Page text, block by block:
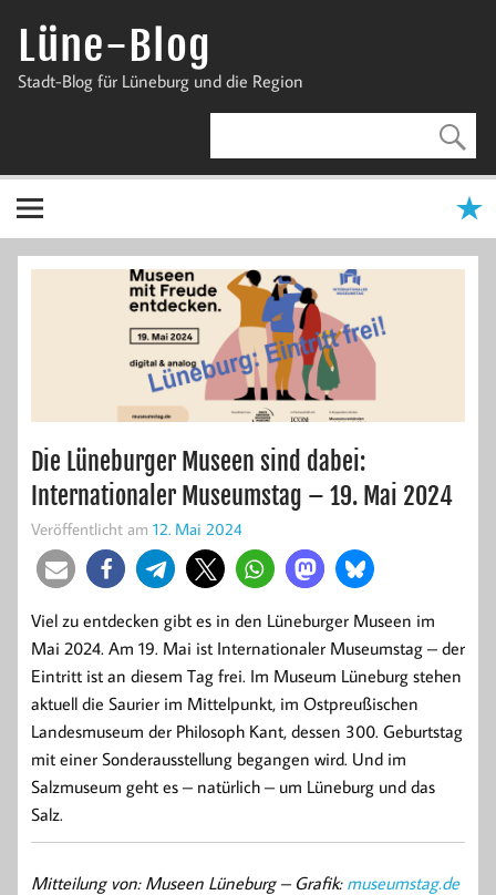
InhaltLüne-Blog
Stadt-Blog für Lüneburg und die Region
Die Lüneburger Museen sind dabei:
Internationaler Museumstag – 19. Mai 2024
Veröffentlicht am 12. Mai 2024
Viel zu entdecken gibt es in den Lüneburger Museen im
Mai 2024. Am 19. Mai ist Internationaler Museumstag – der
Eintritt ist an diesem Tag frei. Im Museum Lüneburg stehen
aktuell die Saurier im Mittelpunkt, im Ostpreußischen
Landesmuseum der Philosoph Kant, dessen 300. Geburtstag
mit einer Sonderausstellung begangen wird. Und im
Salzmuseum geht es – natürlich – um Lüneburg und das
Salz.
Mitteilung von: Museen Lüneburg – Grafik: museumstag.de